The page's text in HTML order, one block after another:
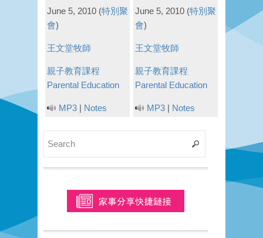
June 5, 2010 (特別聚
會)
王文堂牧師
親子教育課程
Parental Education
MP3 | Notes
June 5, 2010 (特別聚
會)
王文堂牧師
親子教育課程
Parental Education
MP3 | Notes